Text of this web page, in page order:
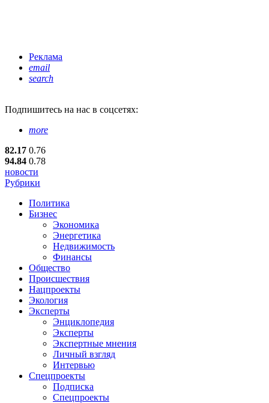
Реклама
email
search
Подпишитесь на нас в соцсетях:
more
82.17 0.76
94.84 0.78
новости
Рубрики
Политика
Бизнес
Экономика
Энергетика
Недвижимость
Финансы
Общество
Происшествия
Нацпроекты
Экология
Эксперты
Энциклопедия
Эксперты
Экспертные мнения
Личный взгляд
Интервью
Спецпроекты
Подписка
Спецпроекты